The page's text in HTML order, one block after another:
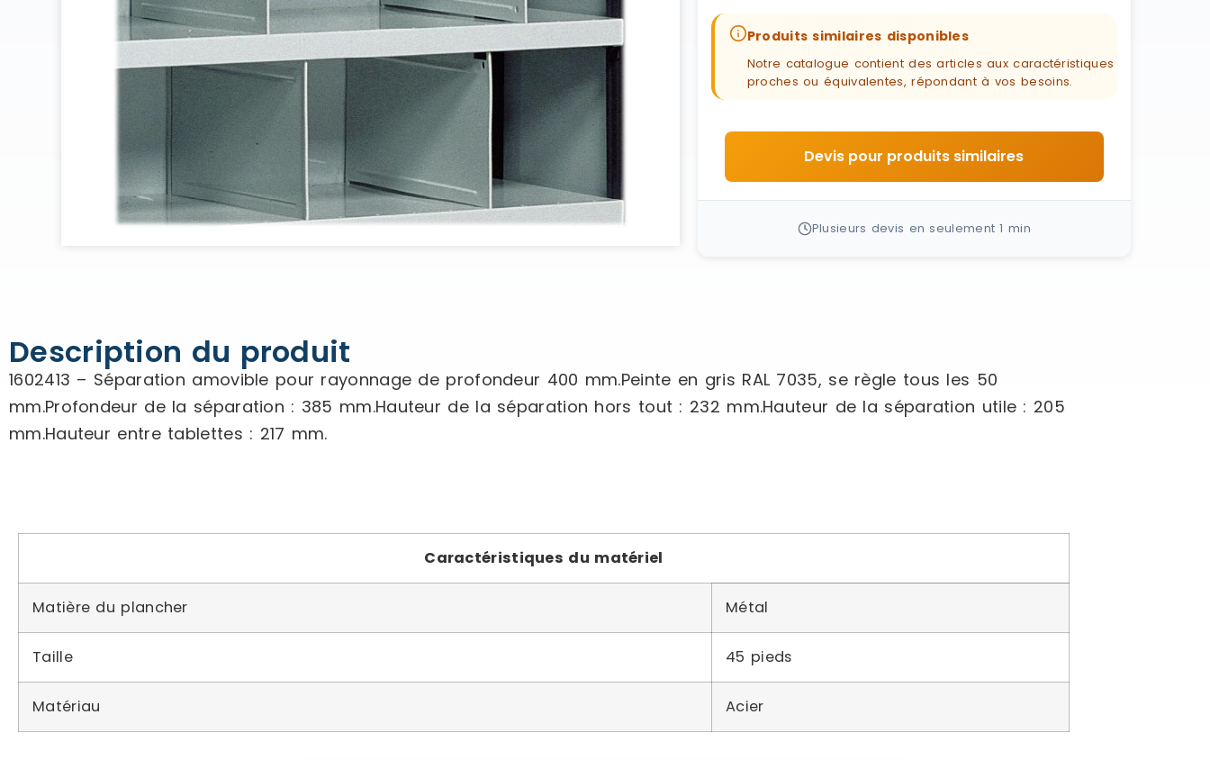
Produits similaires disponibles
Notre catalogue contient des articles aux caractéristiques
proches ou équivalentes, répondant à vos besoins.
Devis pour produits similaires
Plusieurs devis en seulement 1 min
Description du produit
1602413 – Séparation amovible pour rayonnage de profondeur 400 mm.Peinte en gris RAL 7035, se règle tous les 50
mm.Profondeur de la séparation : 385 mm.Hauteur de la séparation hors tout : 232 mm.Hauteur de la séparation utile : 205
mm.Hauteur entre tablettes : 217 mm.
Caractéristiques du matériel
Matière du plancher Métal
Taille 45 pieds
Matériau Acier